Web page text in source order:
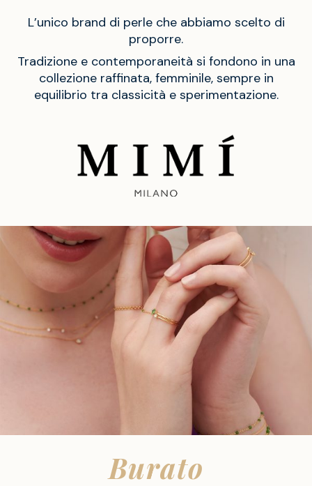
L’unico brand di perle che abbiamo scelto di
proporre.
Tradizione e contemporaneità si fondono in una
collezione raffinata, femminile, sempre in
equilibrio tra classicità e sperimentazione.
Burato